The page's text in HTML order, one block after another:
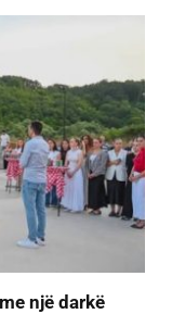
një darkë